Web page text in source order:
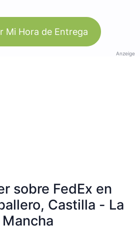
Mi Hora de Entrega
Anzeige
sobre FedEx en
Castilla - La
Mancha